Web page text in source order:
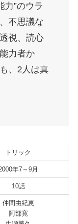
”のウラ
不思議な
視、読心
力者か
、2人は真
トリック
年7～9月
10話
仲間由紀恵
阿部寛